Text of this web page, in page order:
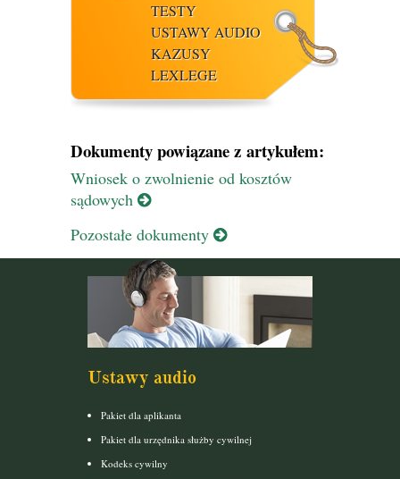
TESTY
USTAWY AUDIO
KAZUSY
LEXLEGE
Dokumenty powiązane z artykułem:
Wniosek o zwolnienie od kosztów
sądowych
Pozostałe dokumenty
Ustawy audio
Pakiet dla aplikanta
Pakiet dla urzędnika służby cywilnej
Kodeks cywilny